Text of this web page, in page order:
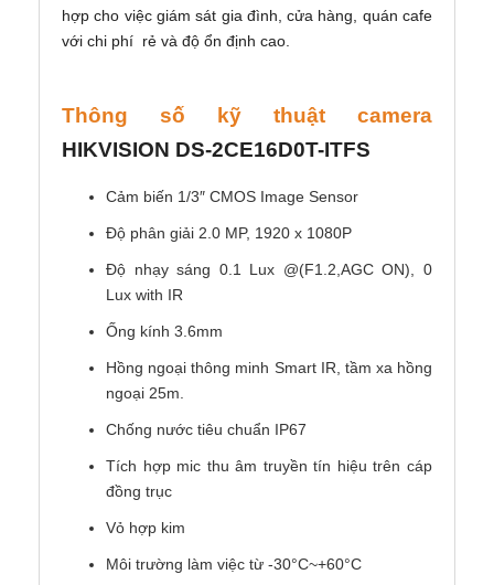
hợp cho việc giám sát gia đình, cửa hàng, quán cafe
với chi phí rẻ và độ ổn định cao.
Thông số kỹ thuật camera
HIKVISION DS-2CE16D0T-ITFS
Cảm biến 1/3″ CMOS Image Sensor
Độ phân giải 2.0 MP, 1920 x 1080P
Độ nhạy sáng 0.1 Lux @(F1.2,AGC ON), 0
Lux with IR
Ống kính 3.6mm
Hồng ngoại thông minh Smart IR, tầm xa hồng
ngoại 25m.
Chống nước tiêu chuẩn IP67
Tích hợp mic thu âm truyền tín hiệu trên cáp
đồng trục
Vỏ hợp kim
Môi trường làm việc từ -30°C~+60°C